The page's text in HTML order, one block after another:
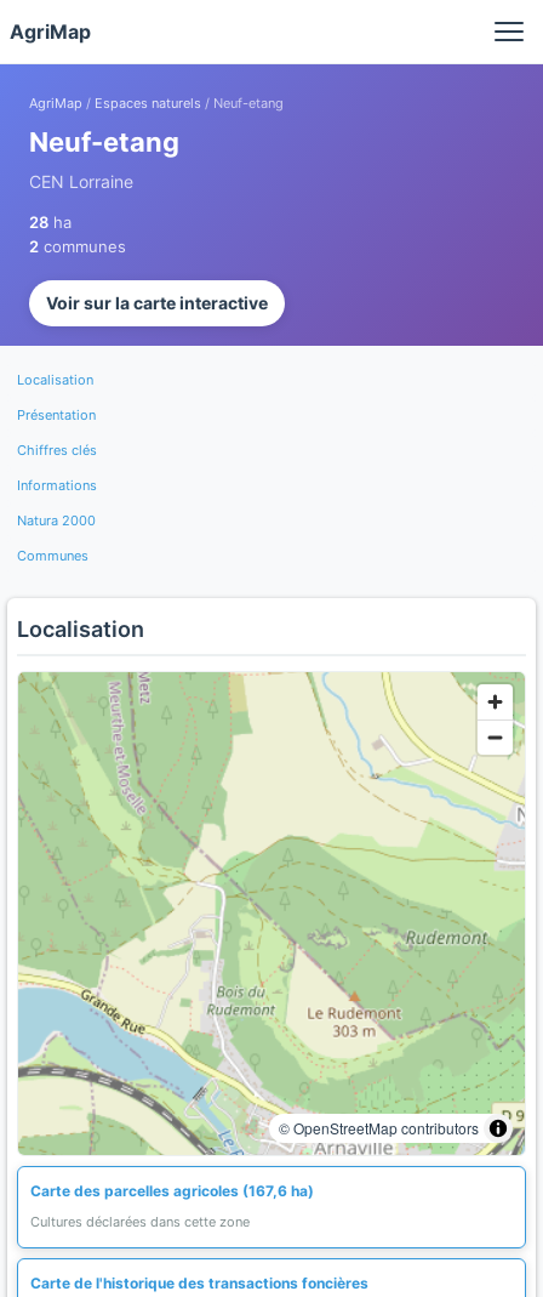
AgriMap
AgriMap / Espaces naturels / Neuf-etang
Neuf-etang
CEN Lorraine
28 ha
2 communes
Voir sur la carte interactive
Localisation
Présentation
Chiffres clés
Informations
Natura 2000
Communes
Localisation
© OpenStreetMap contributors
Carte des parcelles agricoles (167,6 ha)
Cultures déclarées dans cette zone
Carte de l'historique des transactions foncières